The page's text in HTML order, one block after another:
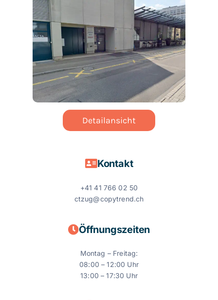
Detailansicht
Kontakt
+41 41 766 02 50
ctzug@copytrend.ch
Öffnungszeiten
Montag – Freitag:
08:00 – 12:00 Uhr
13:00 – 17:30 Uhr